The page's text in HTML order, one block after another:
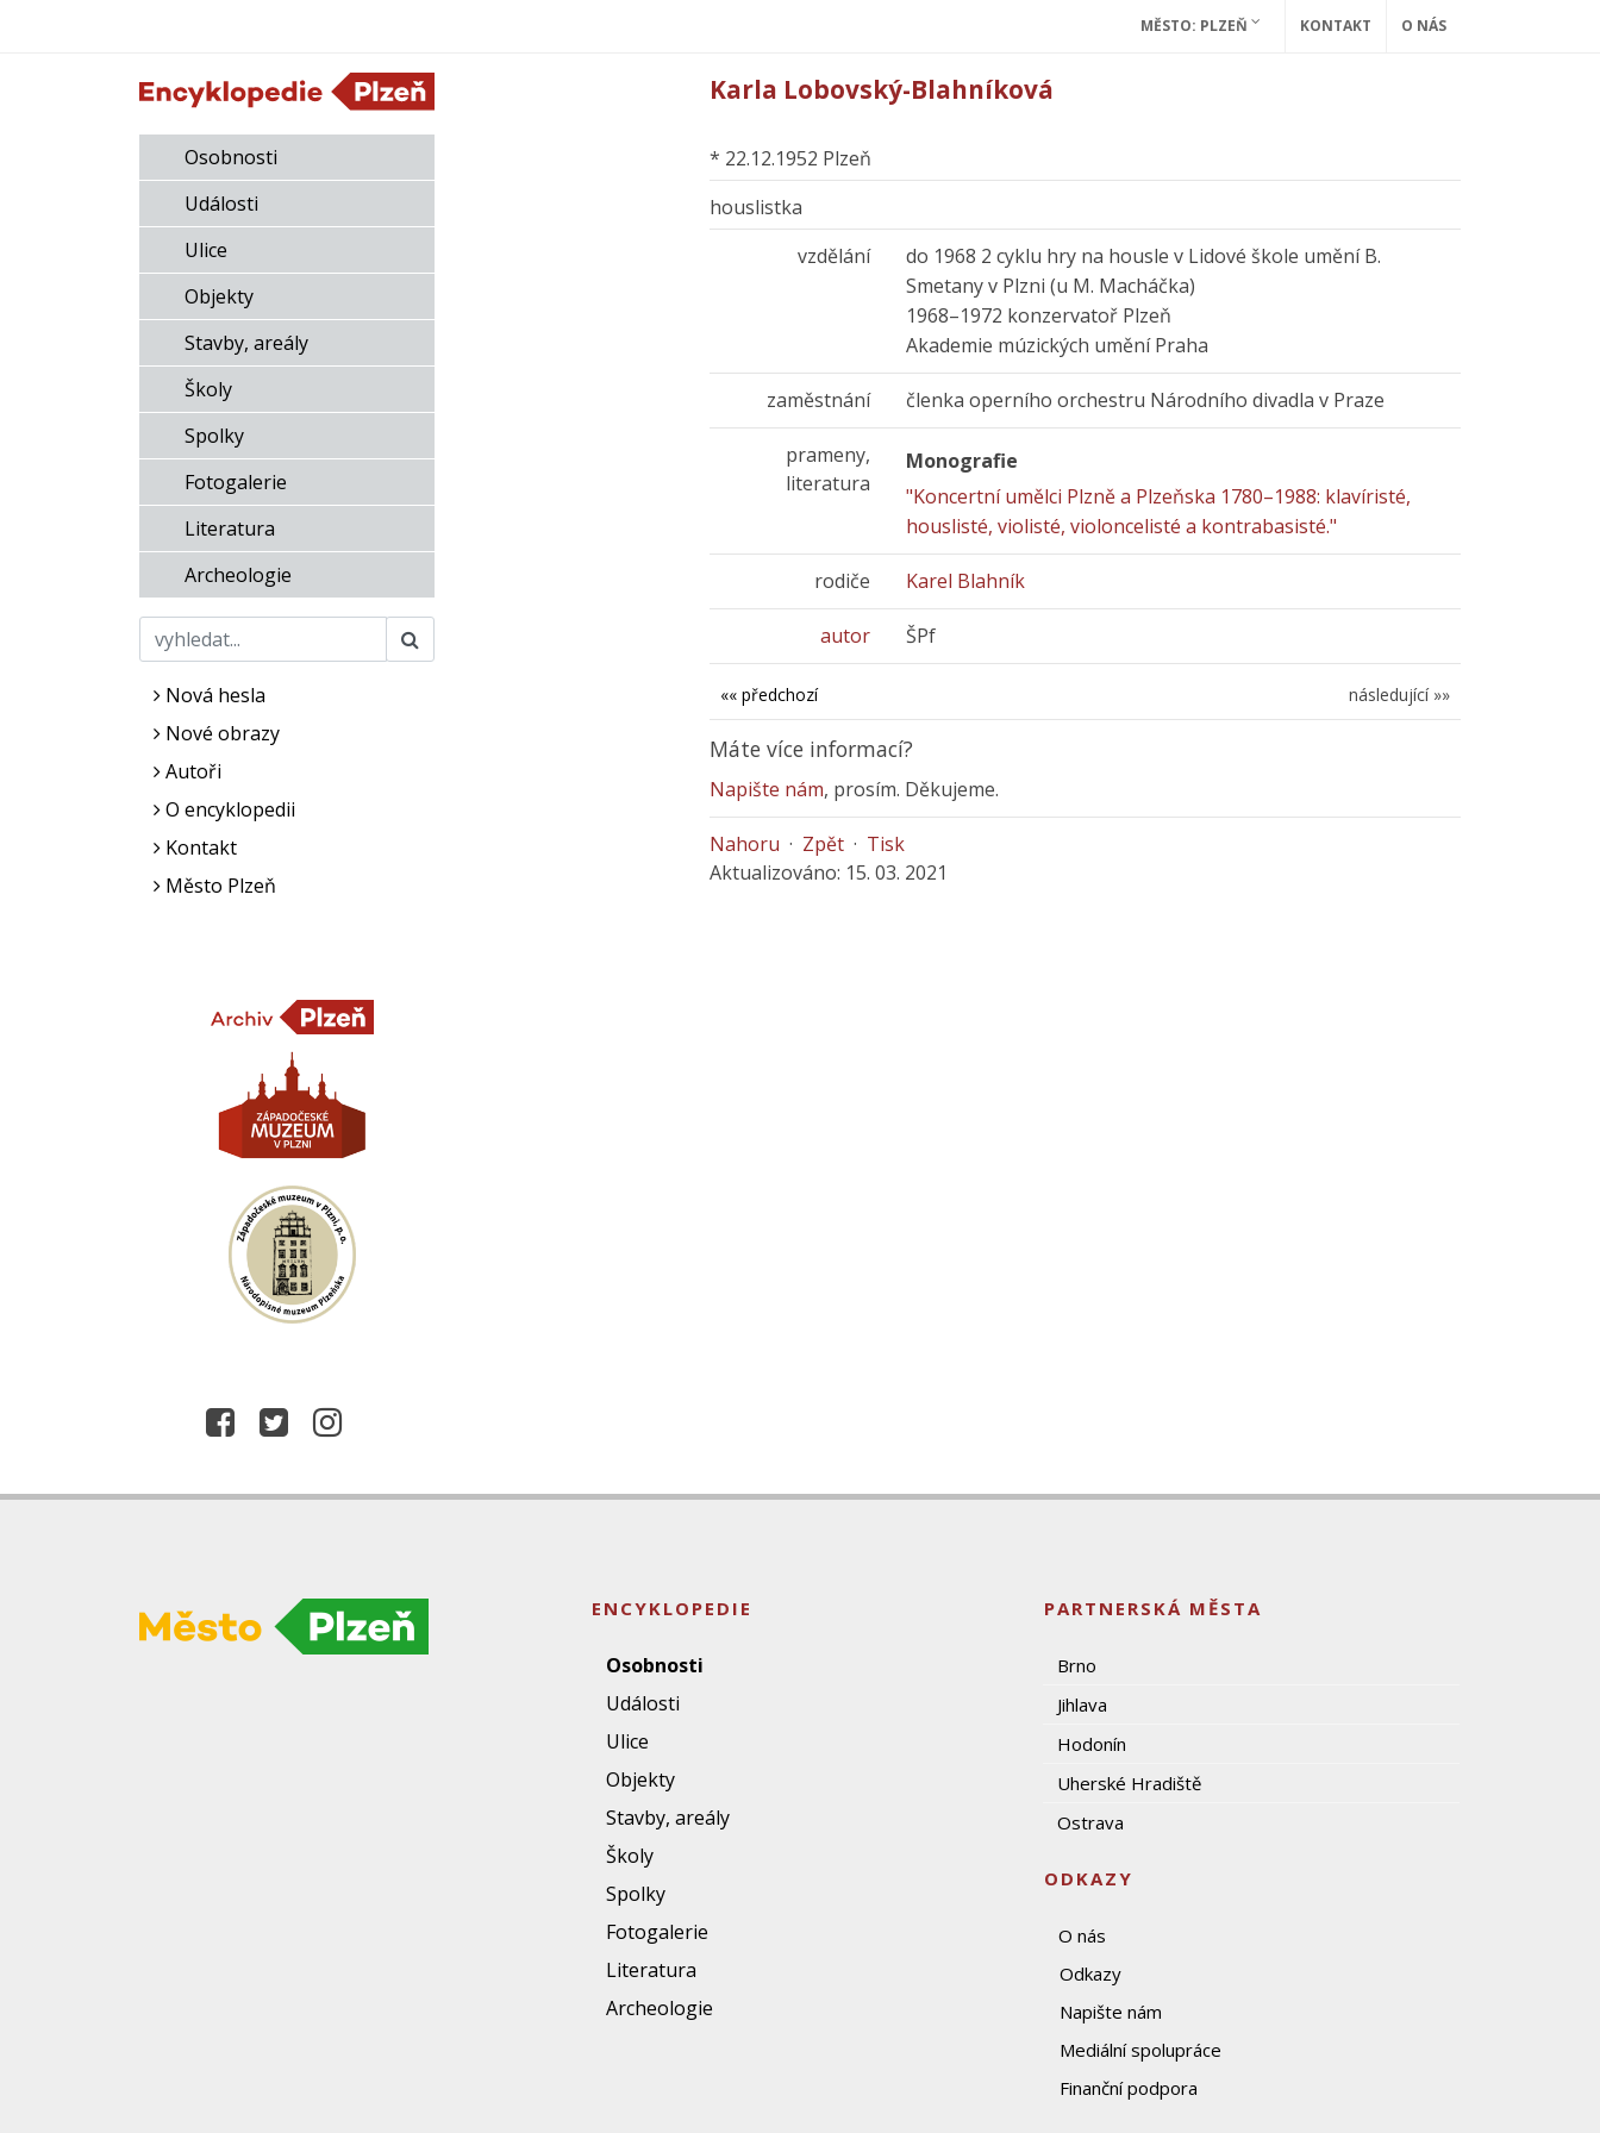
MĚSTO: PLZEŇ KONTAKT O NÁS
Osobnosti
Události
Ulice
Objekty
Stavby, areály
Školy
Spolky
Fotogalerie
Literatura
Archeologie
Nová hesla
Nové obrazy
Autoři
O encyklopedii
Kontakt
Město Plzeň
Karla Lobovský-Blahníková
* 22.12.1952 Plzeň
houslistka
vzdělání
do 1968 2 cyklu hry na housle v Lidové škole umění B.
Smetany v Plzni (u M. Macháčka)
1968–1972 konzervatoř Plzeň
Akademie múzických umění Praha
zaměstnání členka operního orchestru Národního divadla v Praze
prameny,
literatura
Monografie
"Koncertní umělci Plzně a Plzeňska 1780–1988: klavíristé,
houslisté, violisté, violoncelisté a kontrabasisté."
rodiče Karel Blahník
autor ŠPf
následující »»
«« předchozí
Máte více informací?
Napište nám, prosím. Děkujeme.
Nahoru · Zpět · Tisk
Aktualizováno: 15. 03. 2021
ENCYKLOPEDIE
Osobnosti
Události
Ulice
Objekty
Stavby, areály
Školy
Spolky
Fotogalerie
Literatura
Archeologie
PARTNERSKÁ MĚSTA
Brno
Jihlava
Hodonín
Uherské Hradiště
Ostrava
ODKAZY
O nás
Odkazy
Napište nám
Mediální spolupráce
Finanční podpora